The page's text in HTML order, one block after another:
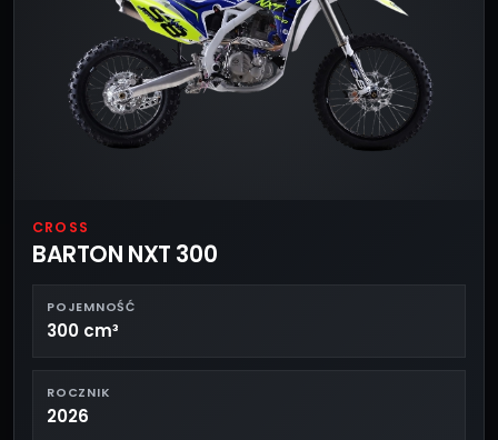
CROSS
BARTON NXT 300
POJEMNOŚĆ
300 cm³
ROCZNIK
2026